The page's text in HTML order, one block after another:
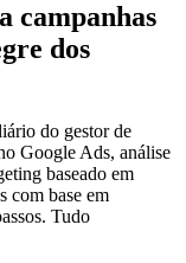
campanhas
dos
do gestor de
Google Ads, análise
baseado em
com base em
Tudo